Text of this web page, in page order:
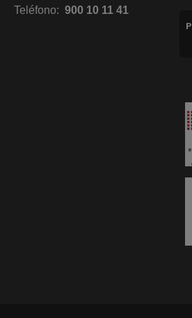
Teléfono:900 10 11 41